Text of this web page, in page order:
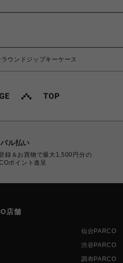
ウンドジップキーケース
ル払い
録＆お買物で最大1,500円分の
ポイント進呈
店舗
仙台PARCO
渋谷PARCO
調布PARCO